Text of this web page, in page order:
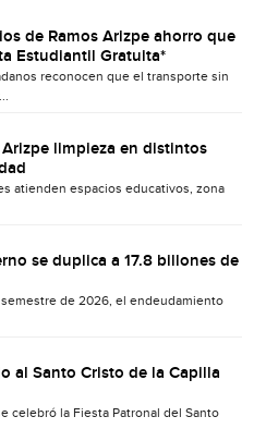
de Ramos Arizpe ahorro que
Estudiantil Gratuita*
reconocen que el transporte sin
Arizpe limpieza en distintos
atienden espacios educativos, zona
se duplica a 17.8 billones de
de 2026, el endeudamiento
al Santo Cristo de la Capilla
celebró la Fiesta Patronal del Santo